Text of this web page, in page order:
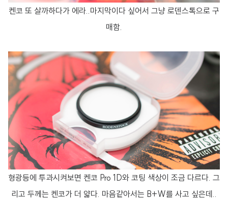
켄코 또 살까하다가 에라..마지막이다 싶어서 그냥 로덴스톡으로 구
매함.
형광등에 투과시켜보면 켄코 Pro 1D와 코팅 색상이 조금 다르다. 그
리고 두께는 켄코가 더 얇다. 마음같아서는 B+W를 사고 싶은데..